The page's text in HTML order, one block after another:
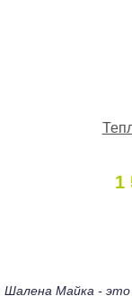
1
Шалена Майка - это